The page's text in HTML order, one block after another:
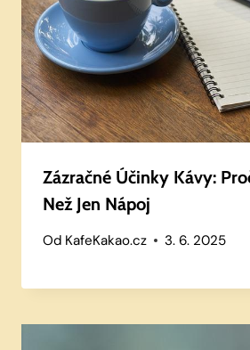
Zázračné Účinky Kávy:
Než Jen Nápoj
Od KafeKakao.cz 3. 6. 2025